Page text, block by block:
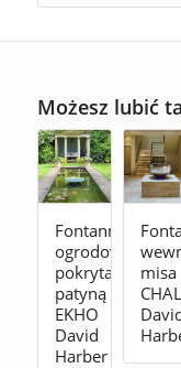
Możesz lubić
Fontanna
ogrodowa
pokryta
patyną
EKHO
David
Harber
misa